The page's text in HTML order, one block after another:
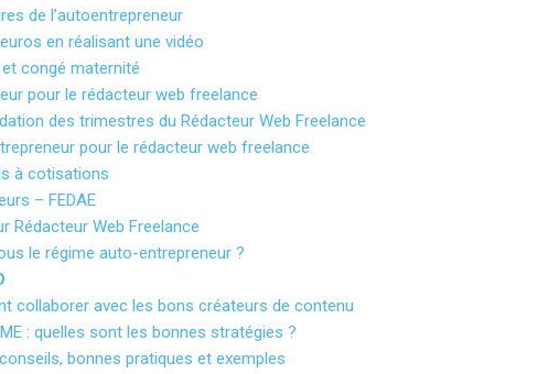
de l’autoentrepreneur
en réalisant une vidéo
congé maternité
pour le rédacteur web freelance
des trimestres du Rédacteur Web Freelance
pour le rédacteur web freelance
à cotisations
– FEDAE
Rédacteur Web Freelance
le régime auto-entrepreneur ?
collaborer avec les bons créateurs de contenu
: quelles sont les bonnes stratégies ?
bonnes pratiques et exemples